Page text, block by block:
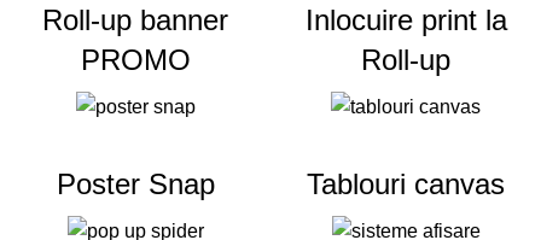
Roll-up banner
PROMO
Inlocuire print la
Roll-up
Poster Snap Tablouri canvas